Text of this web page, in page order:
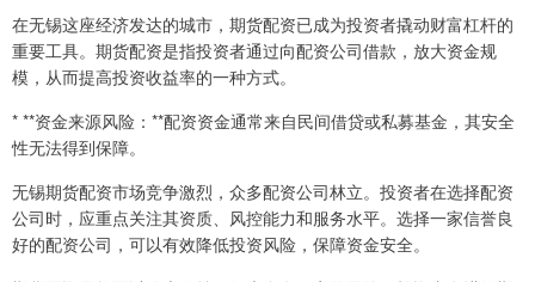
在无锡这座经济发达的城市，期货配资已成为投资者撬动财富杠杆的
重要工具。期货配资是指投资者通过向配资公司借款，放大资金规
模，从而提高投资收益率的一种方式。
* **资金来源风险：**配资资金通常来自民间借贷或私募基金，其安全
性无法得到保障。
无锡期货配资市场竞争激烈，众多配资公司林立。投资者在选择配资
公司时，应重点关注其资质、风控能力和服务水平。选择一家信誉良
好的配资公司，可以有效降低投资风险，保障资金安全。